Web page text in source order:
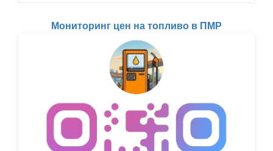
Мониторинг цен на топливо в ПМР